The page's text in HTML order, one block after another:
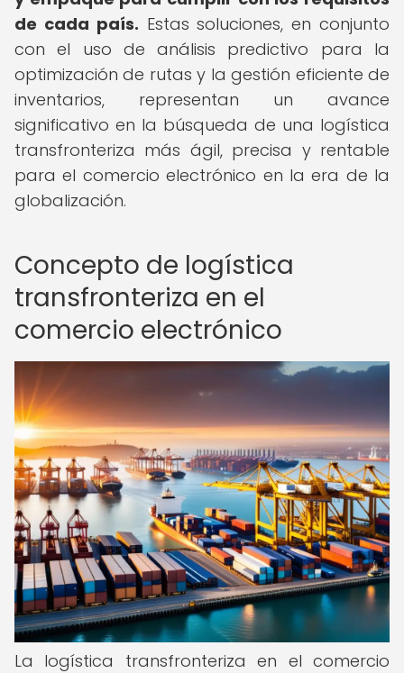
de cada país. Estas soluciones, en conjunto
con el uso de análisis predictivo para la
optimización de rutas y la gestión eficiente de
inventarios, representan un avance
significativo en la búsqueda de una logística
transfronteriza más ágil, precisa y rentable
para el comercio electrónico en la era de la
globalización.
Concepto de logística
transfronteriza en el
comercio electrónico
La logística transfronteriza en el comercio